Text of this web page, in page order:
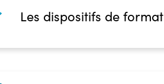
Les dispositifs de